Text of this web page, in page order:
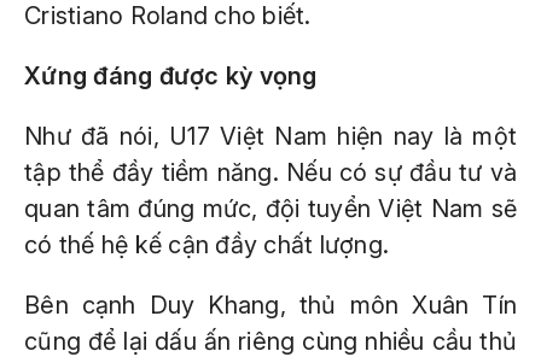
Cristiano Roland cho biết.
Xứng đáng được kỳ vọng
Như đã nói, U17 Việt Nam hiện nay là một
tập thể đầy tiềm năng. Nếu có sự đầu tư và
quan tâm đúng mức, đội tuyển Việt Nam sẽ
có thế hệ kế cận đầy chất lượng.
Bên cạnh Duy Khang, thủ môn Xuân Tín
cũng để lại dấu ấn riêng cùng nhiều cầu thủ